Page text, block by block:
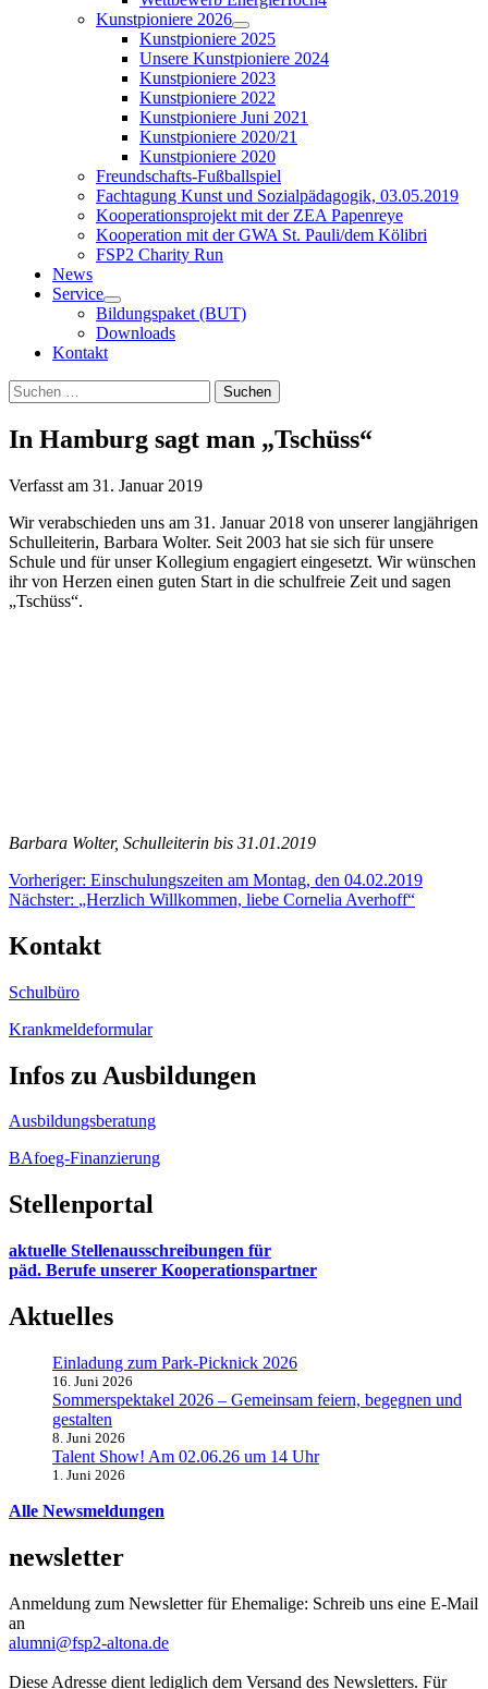
Kunstpioniere 2026
Kunstpioniere 2025
Unsere Kunstpioniere 2024
Kunstpioniere 2023
Kunstpioniere 2022
Kunstpioniere Juni 2021
Kunstpioniere 2020/21
Kunstpioniere 2020
Freundschafts-Fußballspiel
Fachtagung Kunst und Sozialpädagogik, 03.05.2019
Kooperationsprojekt mit der ZEA Papenreye
Kooperation mit der GWA St. Pauli/dem Kölibri
FSP2 Charity Run
News
Service
Bildungspaket (BUT)
Downloads
Kontakt
Suchen
Suchen
nach:
In Hamburg sagt man „Tschüss“
Verfasst am 31. Januar 2019
Wir verabschieden uns am 31. Januar 2018 von unserer langjährigen
Schulleiterin, Barbara Wolter. Seit 2003 hat sie sich für unsere
Schule und für unser Kollegium engagiert eingesetzt. Wir wünschen
ihr von Herzen einen guten Start in die schulfreie Zeit und sagen
„Tschüss“.
Barbara Wolter, Schulleiterin bis 31.01.2019
Beitragsnavigation
Vorheriger: Einschulungszeiten am Montag, den 04.02.2019
Nächster: „Herzlich Willkommen, liebe Cornelia Averhoff“
Kontakt
Schulbüro
Krankmeldeformular
Infos zu Ausbildungen
Ausbildungsberatung
BAfoeg-Finanzierung
Stellenportal
aktuelle Stellenausschreibungen für
päd. Berufe unserer Kooperationspartner
Aktuelles
Einladung zum Park-Picknick 2026
16. Juni 2026
Sommerspektakel 2026 – Gemeinsam feiern, begegnen und
gestalten
8. Juni 2026
Talent Show! Am 02.06.26 um 14 Uhr
1. Juni 2026
Alle Newsmeldungen
newsletter
Anmeldung zum Newsletter für Ehemalige: Schreib uns eine E-Mail
an
alumni@fsp2-altona.de
Diese Adresse dient lediglich dem Versand des Newsletters. Für